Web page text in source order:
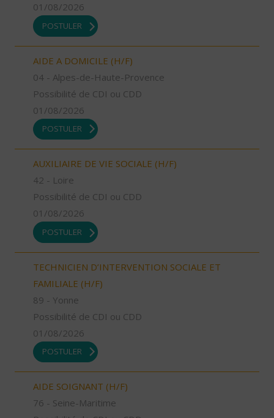
01/08/2026
POSTULER
AIDE A DOMICILE (H/F)
04 - Alpes-de-Haute-Provence
Possibilité de CDI ou CDD
01/08/2026
POSTULER
AUXILIAIRE DE VIE SOCIALE (H/F)
42 - Loire
Possibilité de CDI ou CDD
01/08/2026
POSTULER
TECHNICIEN D’INTERVENTION SOCIALE ET
FAMILIALE (H/F)
89 - Yonne
Possibilité de CDI ou CDD
01/08/2026
POSTULER
AIDE SOIGNANT (H/F)
76 - Seine-Maritime